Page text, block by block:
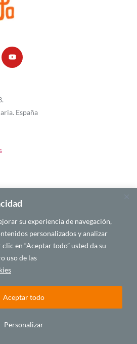
su experiencia de navegación,
personalizados y analizar
en “Aceptar todo” usted da su
uso de las
Personalizar
Aceptar todo
España